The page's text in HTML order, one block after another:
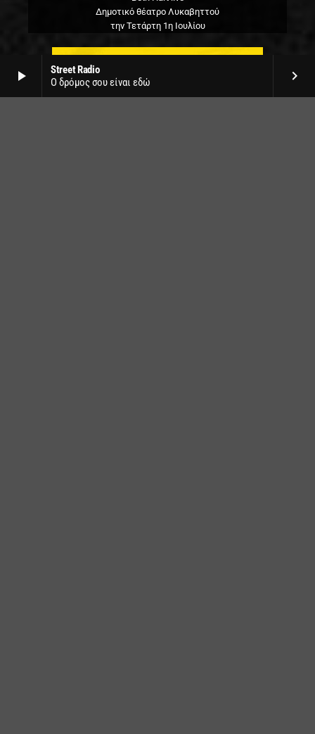
play_arrow
Street Radio
Ο δρόμος σου είναι εδώ
keyboard_arrow_right
Δημοτικό θέατρο Λυκαβηττού
την Τετάρτη 1η Ιουλίου